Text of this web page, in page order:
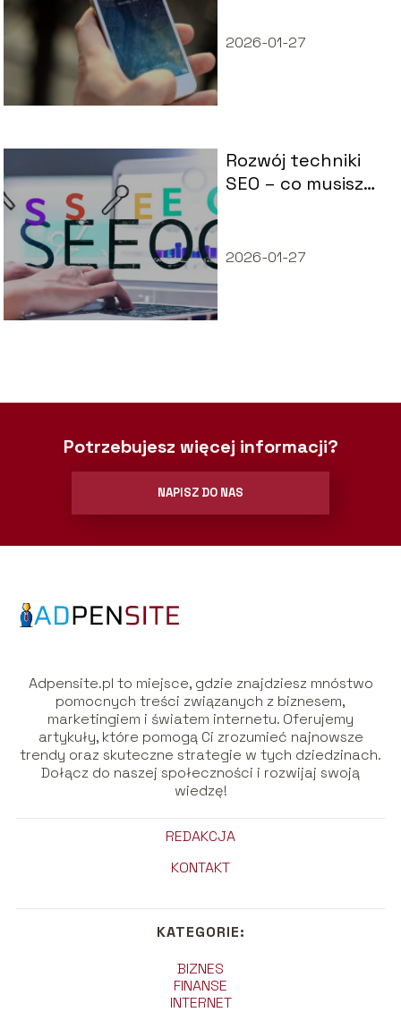
2026-01-27
Rozwój techniki
SEO – co musisz
konkurencję
2026-01-27
Potrzebujesz więcej informacji?
NAPISZ DO NAS
Adpensite.pl to miejsce, gdzie znajdziesz mnóstwo
pomocnych treści związanych z biznesem,
marketingiem i światem internetu. Oferujemy
artykuły, które pomogą Ci zrozumieć najnowsze
trendy oraz skuteczne strategie w tych dziedzinach.
Dołącz do naszej społeczności i rozwijaj swoją
wiedzę!
REDAKCJA
KONTAKT
KATEGORIE:
BIZNES
FINANSE
INTERNET